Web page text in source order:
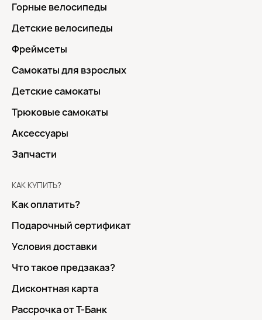
Горные велосипеды
Детские велосипеды
Фреймсеты
Самокаты для взрослых
Детские самокаты
Трюковые самокаты
Аксессуары
Запчасти
КАК КУПИТЬ?
Как оплатить?
Подарочный сертификат
Условия доставки
Что такое предзаказ?
Дисконтная карта
Рассрочка от Т-Банк